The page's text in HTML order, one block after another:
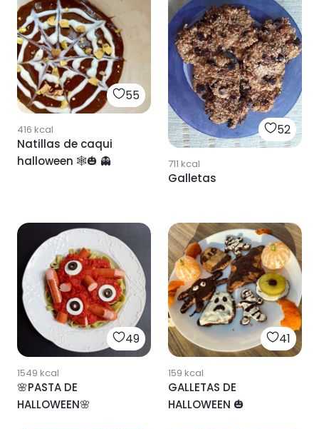
55
416 kcal
Natillas de caqui
halloween 🕸🎃 👻
52
711 kcal
Galletas
49
1549 kcal
🌸PASTA DE
HALLOWEEN🌸
41
159 kcal
GALLETAS DE
HALLOWEEN 🎃